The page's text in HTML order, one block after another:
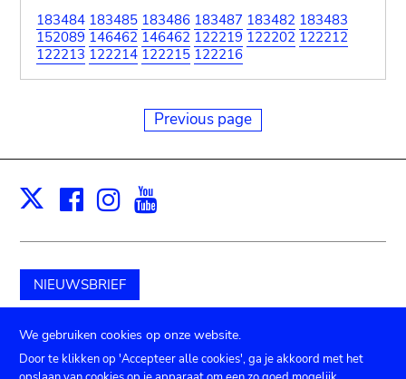
183484 183485 183486 183487 183482 183483
152089 146462 146462 122219 122202 122212
122213 122214 122215 122216
Previous page
X Facebook
Instagram
NIEUWSBRIEF
Schenk aan het museum
We gebruiken cookies op onze website.
Door te klikken op 'Accepteer alle cookies', ga je akkoord met het